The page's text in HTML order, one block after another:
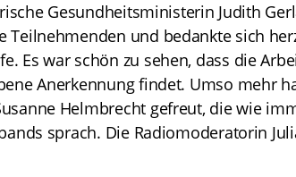
Gesundheitsministerin Judith
Teilnehmenden und bedankte sich
Es war schön zu sehen, dass die
Anerkennung findet. Umso mehr
Helmbrecht gefreut, die wie
sprach. Die Radiomoderatorin